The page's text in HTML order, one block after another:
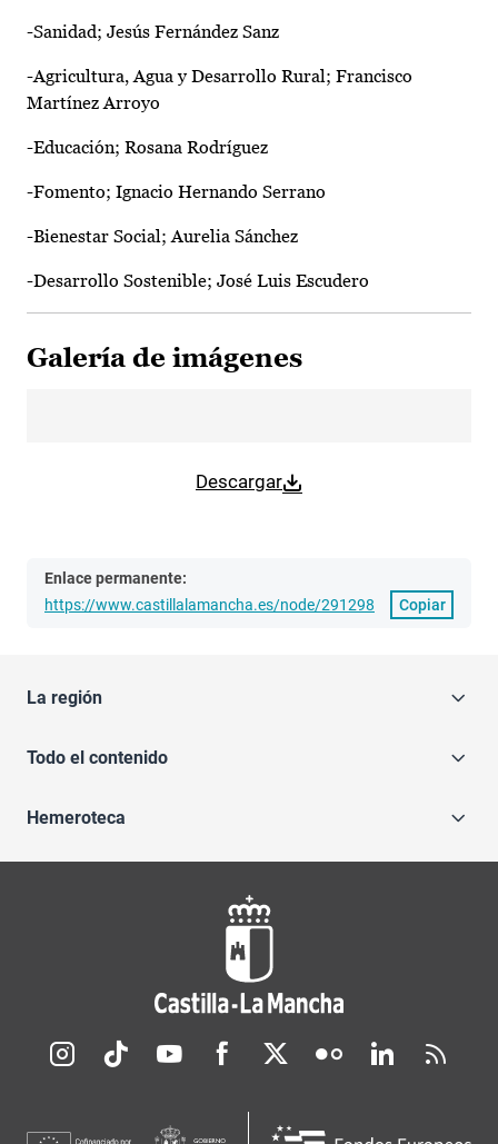
-Sanidad; Jesús Fernández Sanz
-Agricultura, Agua y Desarrollo Rural; Francisco
Martínez Arroyo
-Educación; Rosana Rodríguez
-Fomento; Ignacio Hernando Serrano
-Bienestar Social; Aurelia Sánchez
-Desarrollo Sostenible; José Luis Escudero
Galería de imágenes
Descargar
Enlace permanente:
https://www.castillalamancha.es/node/291298
Copiar
La región
Todo el contenido
Hemeroteca
Redes sociales JCCM